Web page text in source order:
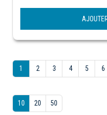
1 2 3 4 5 6
10 20 50